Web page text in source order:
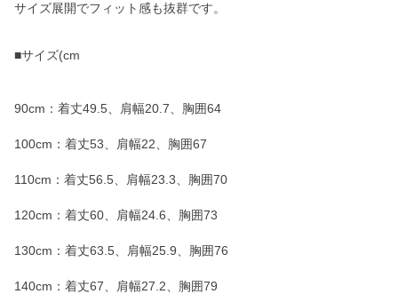
サイズ展開でフィット感も抜群です。
■サイズ(cm
90cm：着丈49.5、肩幅20.7、胸囲64
100cm：着丈53、肩幅22、胸囲67
110cm：着丈56.5、肩幅23.3、胸囲70
120cm：着丈60、肩幅24.6、胸囲73
130cm：着丈63.5、肩幅25.9、胸囲76
140cm：着丈67、肩幅27.2、胸囲79